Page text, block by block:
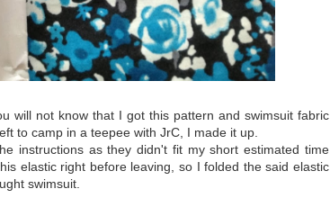
will not know that I got this pattern and swimsuit fabric
to camp in a teepee with JrC, I made it up.
instructions as they didn't fit my short estimated time
elastic right before leaving, so I folded the said elastic
swimsuit.